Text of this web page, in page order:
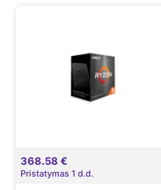
368.58 €
Pristatymas 1 d.d.